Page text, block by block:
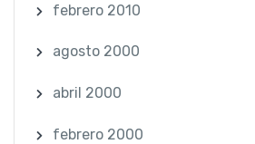
febrero 2010
agosto 2000
abril 2000
febrero 2000